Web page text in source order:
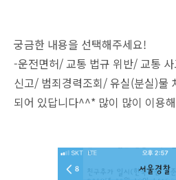
궁금한 내용을 선택해주세요!
-운전면허/ 교통 법규 위반/ 교통
신고/ 범죄경력조회/ 유실(분실)물
되어 있답니다^^* 많이 많이 이용